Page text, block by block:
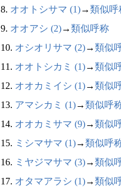
8. オオトシサマ (1)→類似呼
9. オオアシ (2)→類似呼称
10. オシオリサマ (2)→類似
11. オオトシカミ (1)→類似
12. オオカミイシ (1)→類似
13. アマシカミ (1)→類似呼
14. オオカミサマ (9)→類似
15. ミシマサマ (1)→類似呼
16. ミヤジマサマ (3)→類似
17. オタマアラシ (1)→類似